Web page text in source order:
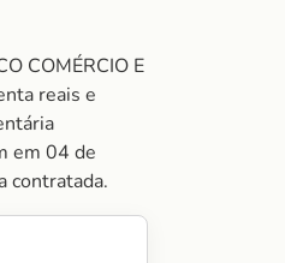
COMÉRCIO E
reais e
em 04 de
contratada.